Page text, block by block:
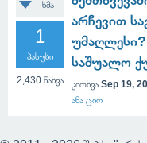
ხმა
1
პასუხი
2,430ნახვა
არჩევით
საშუალო
კითხვა Sep 19,
ანა ციო